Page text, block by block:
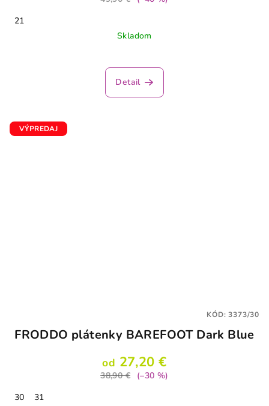
21
Skladom
Detail
VÝPREDAJ
FRODDO plátenky BAREFOOT Dark Blue
od 27,20 €
38,90 €
(–30 %)
30
31
KÓD:3373/30